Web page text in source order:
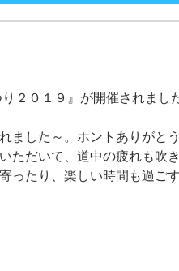
２０１９』が開催されました
ました～。ホントありがと
だいて、道中の疲れも吹き
ったり、楽しい時間も過ご